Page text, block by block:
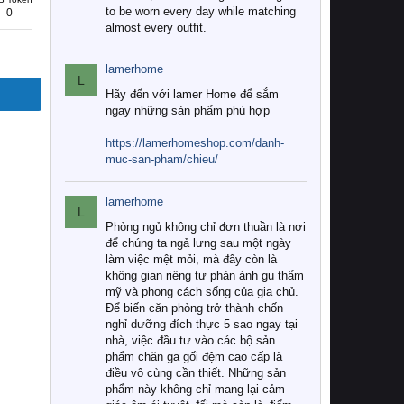
0
to be worn every day while matching
almost every outfit.
L
lamerhome
Hãy đến với lamer Home để sắm
ngay những sản phẩm phù hợp
https://lamerhomeshop.com/danh-
muc-san-pham/chieu/
L
lamerhome
Phòng ngủ không chỉ đơn thuần là nơi
để chúng ta ngả lưng sau một ngày
làm việc mệt mỏi, mà đây còn là
không gian riêng tư phản ánh gu thẩm
mỹ và phong cách sống của gia chủ.
Để biến căn phòng trở thành chốn
nghỉ dưỡng đích thực 5 sao ngay tại
nhà, việc đầu tư vào các bộ sản
phẩm chăn ga gối đệm cao cấp là
điều vô cùng cần thiết. Những sản
phẩm này không chỉ mang lại cảm